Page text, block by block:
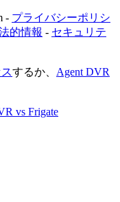
- プライバシーポリシ
的情報 - セキュリテ
するか、 Agent DVR
vs Frigate